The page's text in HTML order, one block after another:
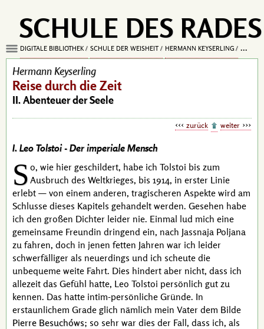
SCHULE DES RADES
DIGITALE BIBLIOTHEK SCHULE DER WEISHEIT HERMANN KEYSERLING REISE
Hermann Keyserling
Reise durch die Zeit
II. Abenteuer der Seele
zurück weiter
I. Leo Tolstoi - Der imperiale Mensch
S o, wie hier geschildert, habe ich Tolstoi bis zum
Ausbruch des Weltkrieges, bis 1914, in erster Linie
erlebt — von einem anderen, tragischeren Aspekte wird am
Schlusse dieses Kapitels gehandelt werden. Gesehen habe
ich den großen Dichter leider nie. Einmal lud mich eine
gemeinsame Freundin dringend ein, nach Jassnaja Poljana
zu fahren, doch in jenen fetten Jahren war ich leider
schwerfälliger als neuerdings und ich scheute die
unbequeme weite Fahrt. Dies hindert aber nicht, dass ich
allezeit das Gefühl hatte, Leo Tolstoi persönlich gut zu
kennen. Das hatte intim-persönliche Gründe. In
erstaunlichem Grade glich nämlich mein Vater dem Bilde
Pierre Besuchóws; so sehr war dies der Fall, dass ich, als